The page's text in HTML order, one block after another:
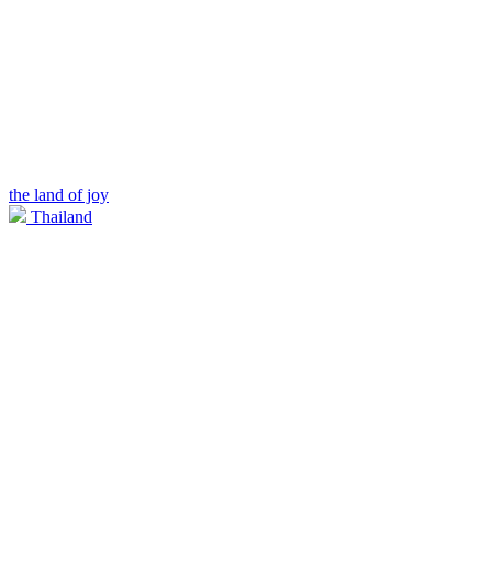
the land of joy
Thailand